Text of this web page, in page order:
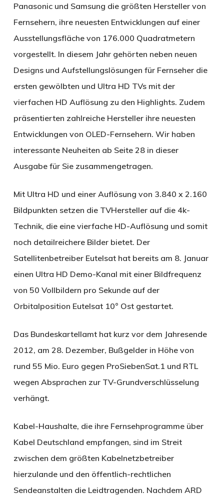
Panasonic und Samsung die größten Hersteller von
Fernsehern, ihre neuesten Entwicklungen auf einer
Ausstellungsfläche von 176.000 Quadratmetern
vorgestellt. In diesem Jahr gehörten neben neuen
Designs und Aufstellungslösungen für Fernseher die
ersten gewölbten und Ultra HD TVs mit der
vierfachen HD Auflösung zu den Highlights. Zudem
präsentierten zahlreiche Hersteller ihre neuesten
Entwicklungen von OLED-Fernsehern. Wir haben
interessante Neuheiten ab Seite 28 in dieser
Ausgabe für Sie zusammengetragen.
Mit Ultra HD und einer Auflösung von 3.840 x 2.160
Bildpunkten setzen die TVHersteller auf die 4k-
Technik, die eine vierfache HD-Auflösung und somit
noch detailreichere Bilder bietet. Der
Satellitenbetreiber Eutelsat hat bereits am 8. Januar
einen Ultra HD Demo-Kanal mit einer Bildfrequenz
von 50 Vollbildern pro Sekunde auf der
Orbitalposition Eutelsat 10° Ost gestartet.
Das Bundeskartellamt hat kurz vor dem Jahresende
2012, am 28. Dezember, Bußgelder in Höhe von
rund 55 Mio. Euro gegen ProSiebenSat.1 und RTL
wegen Absprachen zur TV-Grundverschlüsselung
verhängt.
Kabel-Haushalte, die ihre Fernsehprogramme über
Kabel Deutschland empfangen, sind im Streit
zwischen dem größten Kabelnetzbetreiber
hierzulande und den öffentlich-rechtlichen
Sendeanstalten die Leidtragenden. Nachdem ARD